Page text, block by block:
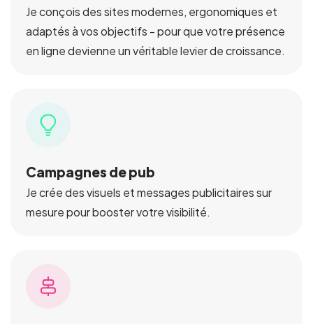
Je conçois des sites modernes, ergonomiques et
adaptés à vos objectifs - pour que votre présence
en ligne devienne un véritable levier de croissance.
Campagnes de pub
Je crée des visuels et messages publicitaires sur
mesure pour booster votre visibilité.